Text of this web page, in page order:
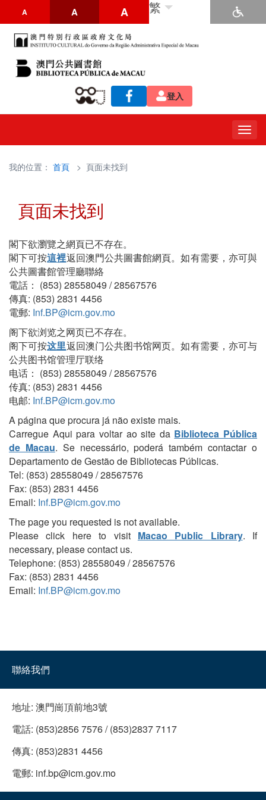
A A A 繁
登入
我的位置： 首頁 > 頁面未找到
頁面未找到
閣下欲瀏覽之網頁已不存在。
閣下可按這裡返回澳門公共圖書館網頁。如有需要，亦可與
公共圖書館管理廳聯絡
電話： (853) 28558049 / 28567576
傳真: (853) 2831 4456
電郵: Inf.BP@icm.gov.mo
阁下欲浏览之网页已不存在。
阁下可按这里返回澳门公共图书馆网页。如有需要，亦可与
公共图书馆管理厅联络
电话： (853) 28558049 / 28567576
传真: (853) 2831 4456
电邮: Inf.BP@icm.gov.mo
A página que procura já não existe mais.
Carregue Aqui para voltar ao site da Biblioteca Pública
de Macau. Se necessário, poderá também contactar o
Departamento de Gestão de Bibliotecas Públicas.
Tel: (853) 28558049 / 28567576
Fax: (853) 2831 4456
Email: Inf.BP@icm.gov.mo
The page you requested is not available.
Please click here to visit Macao Public Library. If
necessary, please contact us.
Telephone: (853) 28558049 / 28567576
Fax: (853) 2831 4456
Email: Inf.BP@icm.gov.mo
聯絡我們
地址: 澳門崗頂前地3號
電話: (853)2856 7576 / (853)2837 7117
傳真: (853)2831 4456
電郵: inf.bp@icm.gov.mo